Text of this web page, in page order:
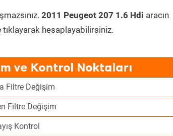
2011 Peugeot 207 1.6 Hdi aracın
tıklayarak hesaplayabilirsiniz.
ve Kontrol Noktaları
Filtre Değişim
Filtre Değişim
Kontrol